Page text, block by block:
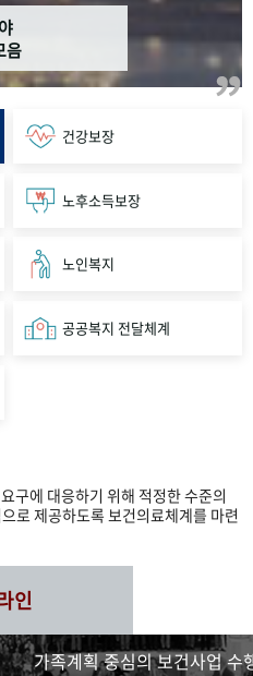
음
건강보장
노후소득보장
노인복지
공공복지 전달체계
구에 대응하기 위해 적정한 수준의
로 제공하도록 보건의료체계를 마련
인
가족계획 중심의 보건사업 수